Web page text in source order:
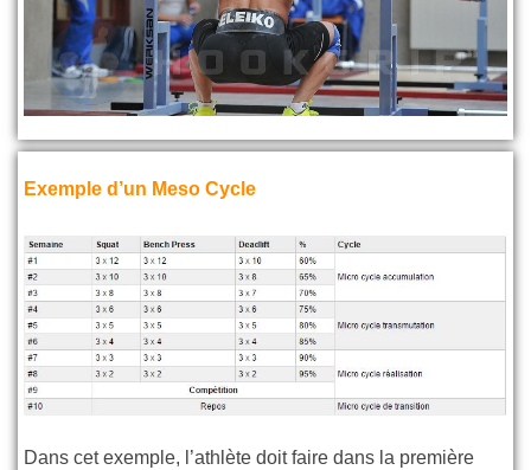
Exemple d’un Meso Cycle
Dans cet exemple, l’athlète doit faire dans la première